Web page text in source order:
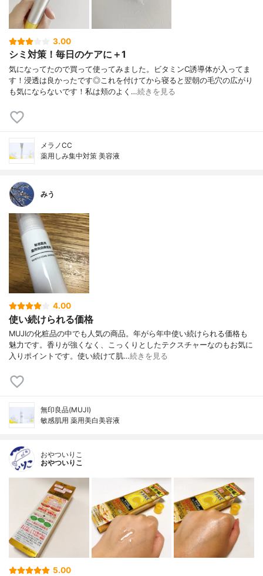
3.00
シミ対策！毎日のケアに＋1
気になってたので買って使ってみました。ビタミンC誘導体が入ってま
す！浸透は良かったです◎これを付けてから寝ると翌朝の毛穴の広がり
も気にならないです！私は頬のよく…続きを見る
メラノCC
薬用しみ集中対策 美容液
みう
4.00
使い続けられる価格
MUJIの化粧品の中でも人気の商品。年がら年中使い続けられる価格も
魅力です。香りが強くなく、こっくりとしたテクスチャーなのもお気に
入りポイントです。使い続けて肌…続きを見る
無印良品(MUJI)
敏感肌用 薬用美白美容液
おやついりこ
おやついりこ
5.00